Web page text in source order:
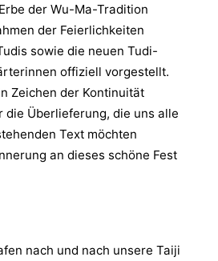
der Wu-Ma-Tradition
der Feierlichkeiten
sowie die neuen Tudi-
offiziell vorgestellt.
Zeichen der Kontinuität
die Überlieferung, die uns alle
Text möchten
an dieses schöne Fest
nach und nach unsere Taiji